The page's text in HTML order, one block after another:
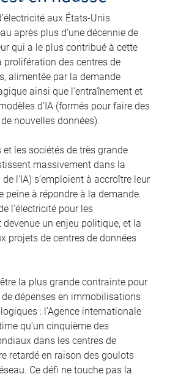
aux États-Unis
après plus d’une décennie de
qui a le plus contribué à cette
des centres de
alimentée par la demande
ainsi que l’entraînement et
d’IA (formés pour faire des
nouvelles données).
les sociétés de très grande
massivement dans la
l’IA) s’emploient à accroître leur
peine à répondre à la demande.
l’électricité pour les
un enjeu politique, et la
projets de centres de données
la plus grande contrainte pour
dépenses en immobilisations
: l’Agence internationale
qu’un cinquième des
dans les centres de
retardé en raison des goulots
Ce défi ne touche pas la